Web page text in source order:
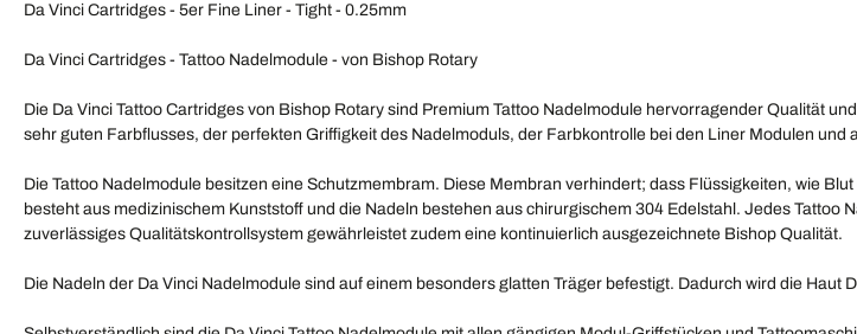
Da Vinci Cartridges - 5er Fine Liner - Tight - 0.25mm
Da Vinci Cartridges - Tattoo Nadelmodule - von Bishop Rotary
Die Da Vinci Tattoo Cartridges von Bishop Rotary sind Premium Tattoo Nadelmodule hervorragender Qualität
sehr guten Farbflusses, der perfekten Griffigkeit des Nadelmoduls, der Farbkontrolle bei den Liner Modulen und
Die Tattoo Nadelmodule besitzen eine Schutzmembram. Diese Membran verhindert; dass Flüssigkeiten, wie
besteht aus medizinischem Kunststoff und die Nadeln bestehen aus chirurgischem 304 Edelstahl. Jedes
zuverlässiges Qualitätskontrollsystem gewährleistet zudem eine kontinuierlich ausgezeichnete Bishop Qualität.
Die Nadeln der Da Vinci Nadelmodule sind auf einem besonders glatten Träger befestigt. Dadurch wird die